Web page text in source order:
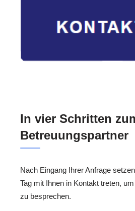
In vier Schritten
Betreuungspartner
Nach Eingang Ihrer Anfrage
Tag mit Ihnen in Kontakt treten,
zu besprechen.